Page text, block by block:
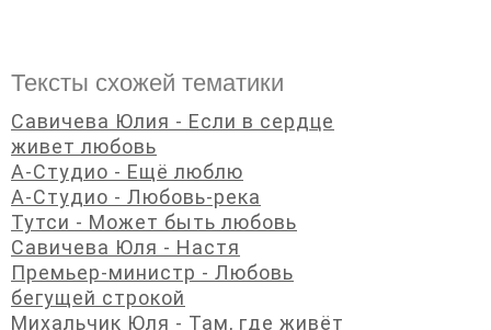
Тексты схожей тематики
Савичева Юлия - Если в сердце
живет любовь
А-Студио - Ещё люблю
А-Студио - Любовь-река
Тутси - Может быть любовь
Савичева Юля - Настя
Премьер-министр - Любовь
бегущей строкой
Михальчик Юля - Там, где живёт